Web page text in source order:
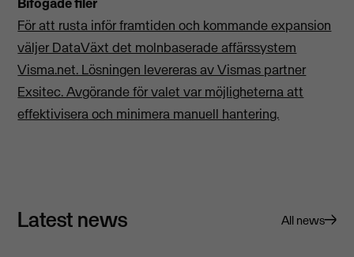
För att rusta inför framtiden och kommande expansion
väljer DataVäxt det molnbaserade affärssystem
Visma.net. Lösningen levereras av Vismas partner
Exsitec. Avgörande för valet var möjligheterna att
effektivisera och minimera manuell hantering.
Latest news All news